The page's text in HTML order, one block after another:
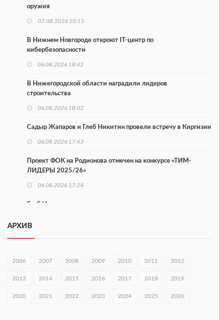
оружия
07.08.2026 10:15
В Нижнем Новгороде откроют IT-центр по
кибербезопасности
06.08.2026 18:42
В Нижегородской области наградили лидеров
строительства
06.08.2026 18:02
Садыр Жапаров и Глеб Никитин провели встречу в Киргизии
06.08.2026 17:43
Проект ФОК на Родионова отмечен на конкурсе «ТИМ-
ЛИДЕРЫ 2025/26»
06.08.2026 17:24
Глеб Никитин представил направления сотрудничества с
2026»
АРХИВ
2006 2007 2008 2009 2010 2011 2012
2013 2014 2015 2016 2017 2018 2019
2020 2021 2022 2023 2024 2025 2026